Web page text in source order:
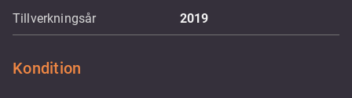
Tillverkningsår 2019
Kondition